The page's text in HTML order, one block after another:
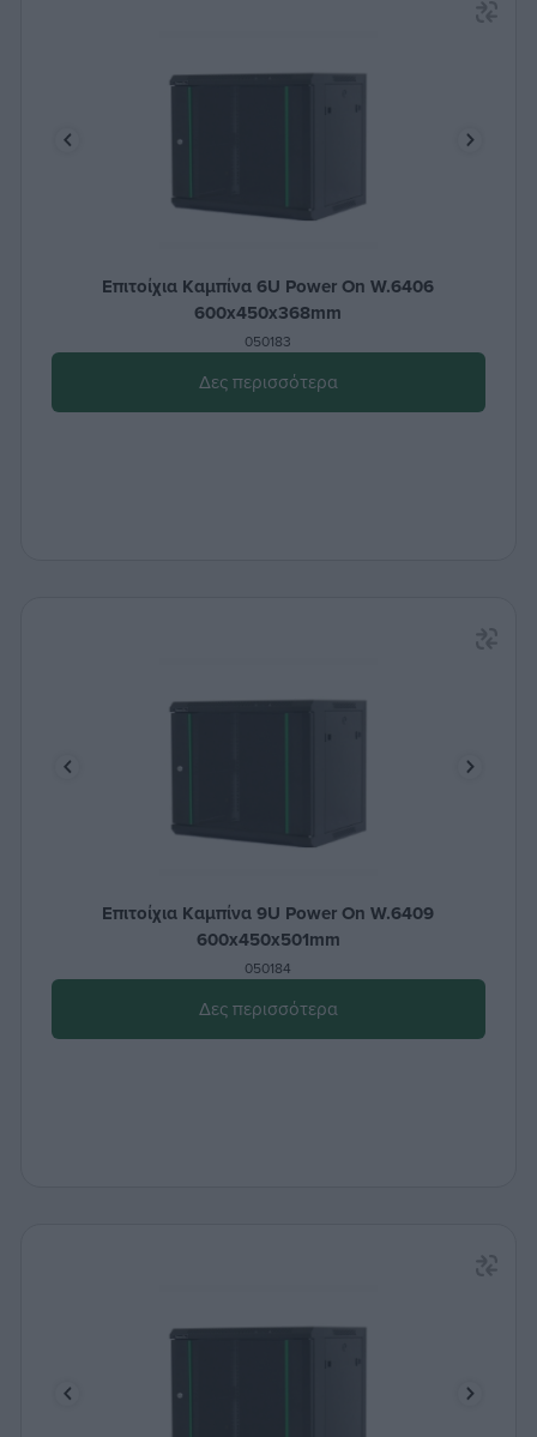
Επιτοίχια Καμπίνα 6U Power On W.6406
600x450x368mm
050183
Δες περισσότερα
Επιτοίχια Καμπίνα 9U Power On W.6409
600x450x501mm
050184
Δες περισσότερα